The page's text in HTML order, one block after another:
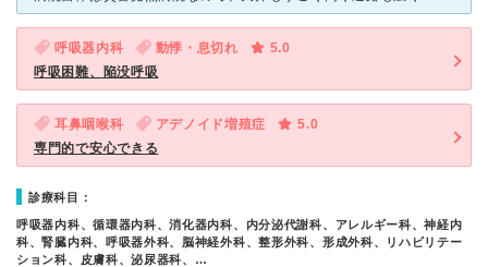
呼吸器内科 動悸・息切れ
5.0
呼吸困難、陥没呼吸
耳鼻咽喉科 アデノイド増殖症
5.0
専門的で安心できる
診療科目：
呼吸器内科、循環器内科、消化器内科、内分泌代謝科、アレルギー科、神経内
科、腎臓内科、呼吸器外科、脳神経外科、整形外科、形成外科、リハビリテー
ション科、皮膚科、泌尿器科、…